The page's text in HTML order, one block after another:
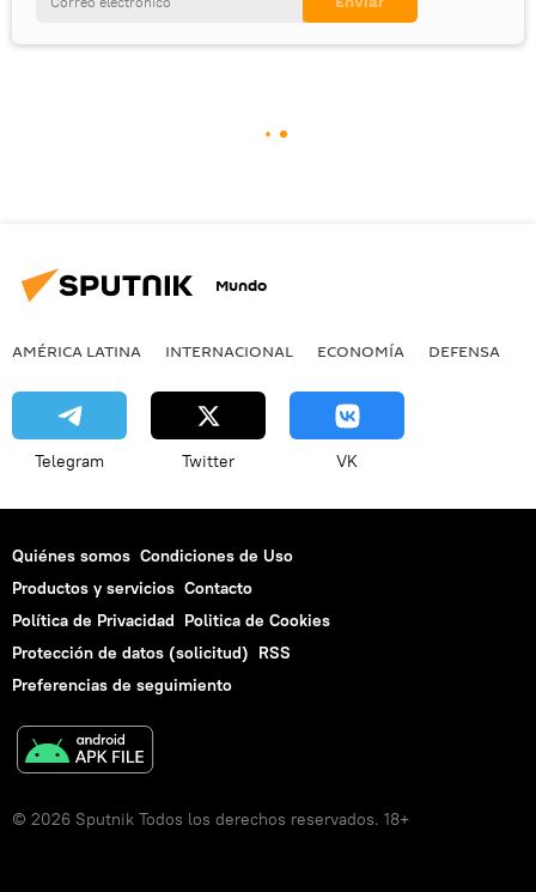
Mundo
AMÉRICA LATINA INTERNACIONAL ECONOMÍA DEFENSA
Telegram Twitter VK
Quiénes somos Condiciones de Uso
Productos y servicios Contacto
Política de Privacidad Politica de Cookies
Protección de datos (solicitud) RSS
Preferencias de seguimiento
© 2026 Sputnik Todos los derechos reservados. 18+